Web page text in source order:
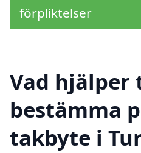
förpliktelser
Vad
bestämma
takbyte i